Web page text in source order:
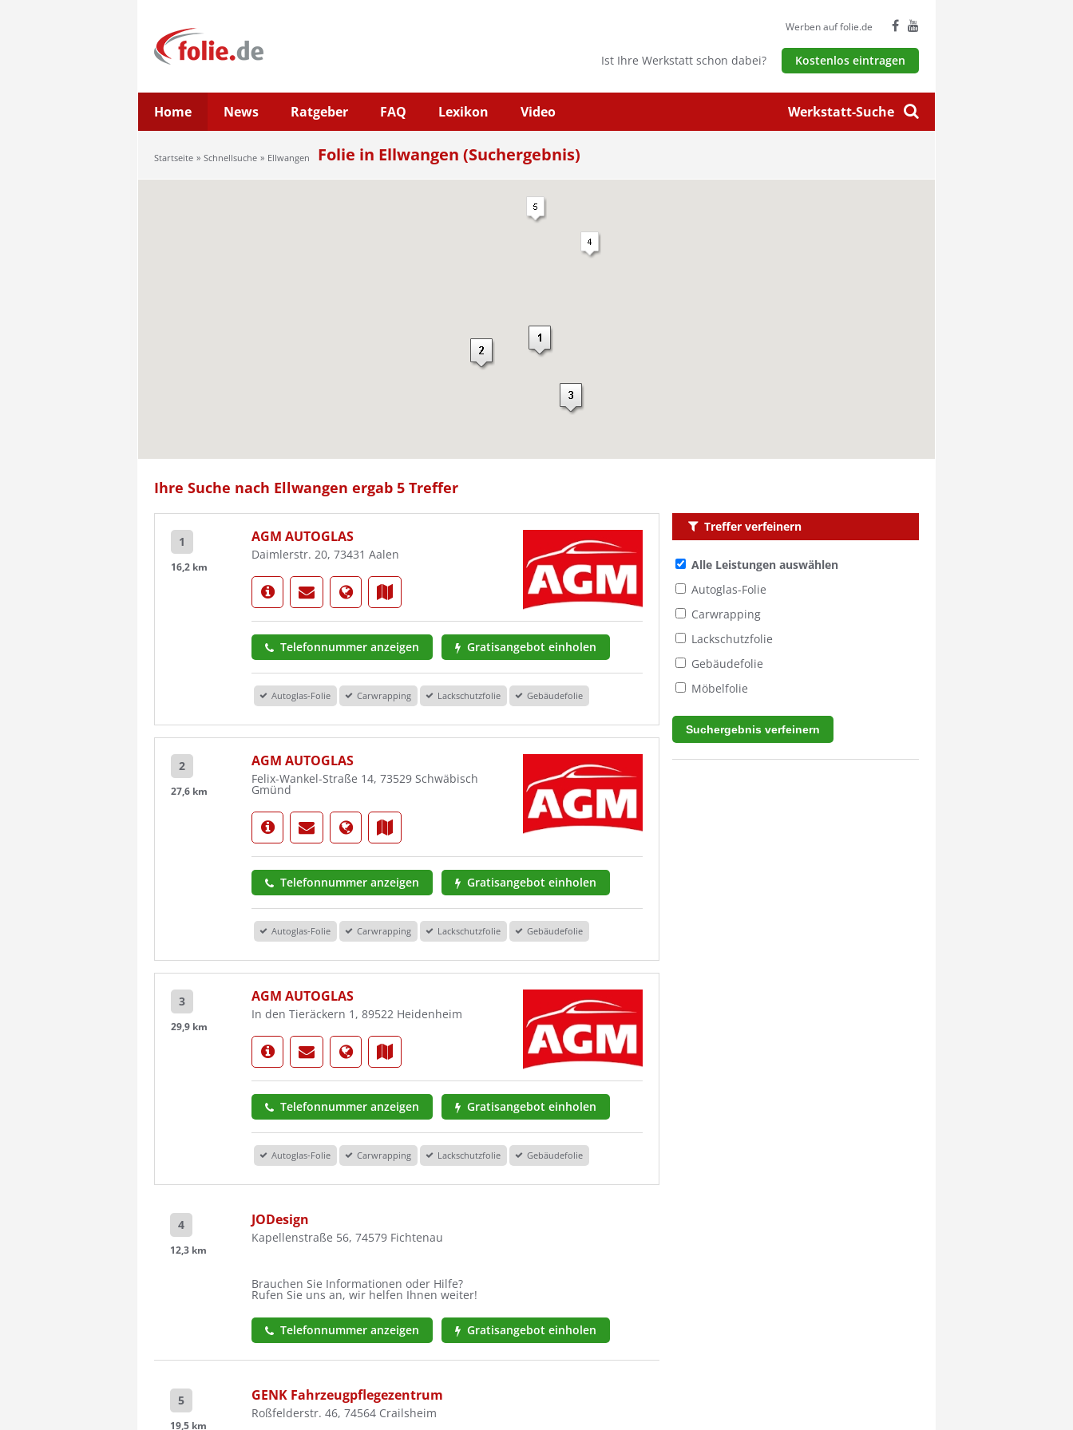
Werkstatt-Suche
Werben auf folie.de
Ist Ihre Werkstatt schon dabei? Kostenlos eintragen
Home News Ratgeber FAQ Lexikon Video
Startseite Schnellsuche Ellwangen Folie in Ellwangen (Suchergebnis)
Ihre Suche nach Ellwangen ergab 5 Treffer
1
16,2 km
AGM AUTOGLAS
Daimlerstr. 20, 73431 Aalen
Telefonnummer anzeigen Gratisangebot einholen
Autoglas-Folie Carwrapping Lackschutzfolie Gebäudefolie
2
27,6 km
AGM AUTOGLAS
Felix-Wankel-Straße 14, 73529 Schwäbisch
Gmünd
Telefonnummer anzeigen Gratisangebot einholen
Autoglas-Folie Carwrapping Lackschutzfolie Gebäudefolie
3
29,9 km
AGM AUTOGLAS
In den Tieräckern 1, 89522 Heidenheim
Telefonnummer anzeigen Gratisangebot einholen
Autoglas-Folie Carwrapping Lackschutzfolie Gebäudefolie
4
12,3 km
JODesign
Kapellenstraße 56, 74579 Fichtenau
Brauchen Sie Informationen oder Hilfe?
Rufen Sie uns an, wir helfen Ihnen weiter!
Telefonnummer anzeigen Gratisangebot einholen
5
19,5 km
GENK Fahrzeugpflegezentrum
Roßfelderstr. 46, 74564 Crailsheim
Treffer verfeinern
Alle Leistungen auswählen
Autoglas-Folie
Carwrapping
Lackschutzfolie
Gebäudefolie
Möbelfolie